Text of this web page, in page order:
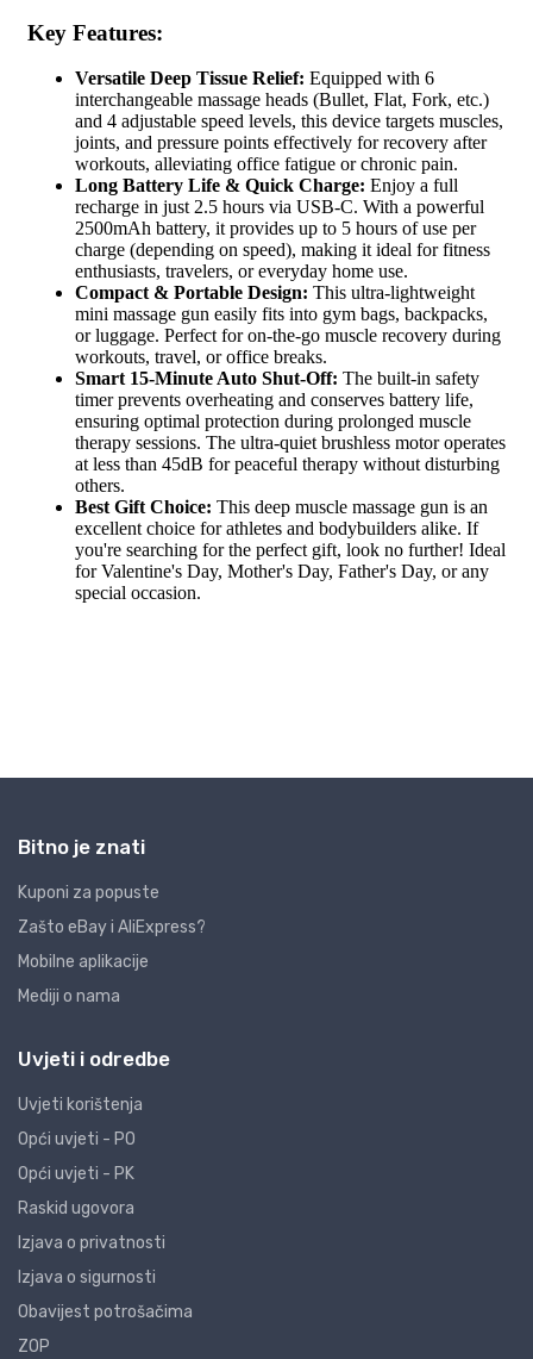
Bitno je znati
Kuponi za popuste
Zašto eBay i AliExpress?
Mobilne aplikacije
Mediji o nama
Uvjeti i odredbe
Uvjeti korištenja
Opći uvjeti - PO
Opći uvjeti - PK
Raskid ugovora
Izjava o privatnosti
Izjava o sigurnosti
Obavijest potrošačima
ZOP